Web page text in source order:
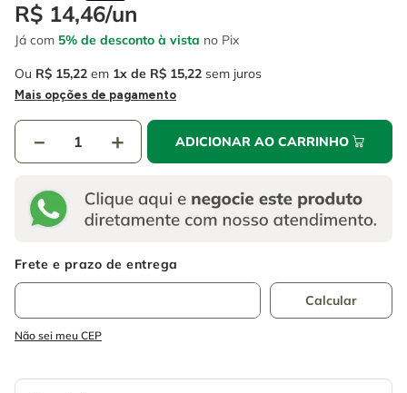
R$ 14,46/un
Já com 5% de desconto à vista no Pix
Ou R$ 15,22 em 1 R$ 15,22 sem juros
Mais opções de pagamento
＋
－ ADICIONAR AO CARRINHO
Não sei meu CEP
6 fio
7º serra copo
8º disco corte
luva
º escada
º serra circular
º fio
disco corte
luva